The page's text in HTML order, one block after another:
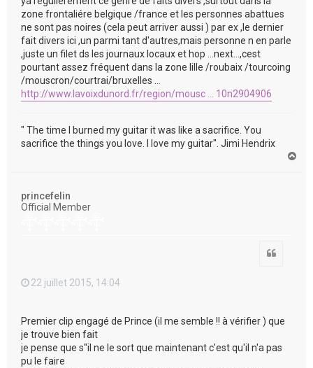
zone frontaliére belgique /france et les personnes abattues
ne sont pas noires (cela peut arriver aussi ) par ex ,le dernier
fait divers ici ,un parmi tant d'autres,mais personne n en parle
,juste un filet ds les journaux locaux et hop ...next...,cest
pourtant assez fréquent dans la zone lille /roubaix /tourcoing
/mouscron/courtrai/bruxelles ...
http://www.lavoixdunord.fr/region/mousc ... 10n2904906
" The time I burned my guitar it was like a sacrifice. You
sacrifice the things you love. I love my guitar". Jimi Hendrix
princefelin
Official Member
22 juillet 2015, 14:04
Premier clip engagé de Prince (il me semble !! à vérifier ) que
je trouve bien fait
je pense que s''il ne le sort que maintenant c'est qu'il n'a pas
pu le faire